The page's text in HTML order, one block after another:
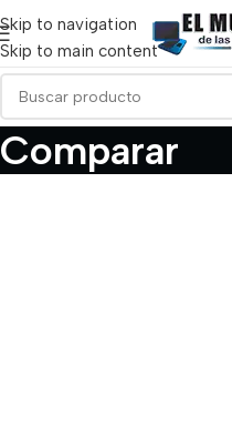
Skip to navigation
Skip to main content
Comparar